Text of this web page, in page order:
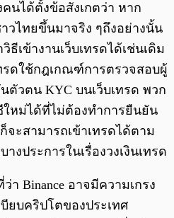
นได้ตั้งข้อสังเกตว่า หาก
วไทยขึ้นมาจริง ๆถึงอย่างนั้น
ธีเข้างานเว็บเทรดได้เช่นเดิม
รดใช้กฎเกณฑ์การตรวจสอบผู้
ตัวตน KYC บนเว็บเทรด พวก
หม่ได้ที่ไม่ต้องทำการยืนยัน
จะสามารถเข้าเทรดได้ตาม
งประการในเรื่องวงเงินเทรด
Binance อาจมีความเกรง
ยบคริปโตของประเทศ